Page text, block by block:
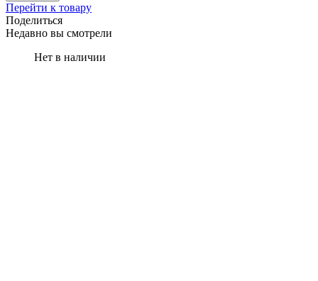
Перейти к товару
Поделиться
Недавно вы смотрели
Нет в наличии